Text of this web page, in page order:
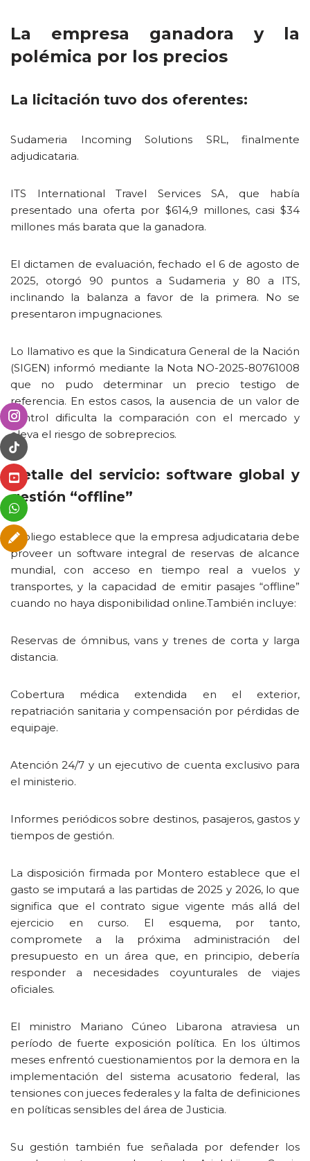
La empresa ganadora y la
polémica por los precios
La licitación tuvo dos oferentes:
Sudameria Incoming Solutions SRL, finalmente
adjudicataria.
ITS International Travel Services SA, que había
presentado una oferta por $614,9 millones, casi $34
millones más barata que la ganadora.
El dictamen de evaluación, fechado el 6 de agosto de
2025, otorgó 90 puntos a Sudameria y 80 a ITS,
inclinando la balanza a favor de la primera. No se
presentaron impugnaciones.
Lo llamativo es que la Sindicatura General de la Nación
(SIGEN) informó mediante la Nota NO-2025-80761008
que no pudo determinar un precio testigo de
referencia. En estos casos, la ausencia de un valor de
control dificulta la comparación con el mercado y
eleva el riesgo de sobreprecios.
Detalle del servicio: software global y
gestión “offline”
El pliego establece que la empresa adjudicataria debe
proveer un software integral de reservas de alcance
mundial, con acceso en tiempo real a vuelos y
transportes, y la capacidad de emitir pasajes “offline”
cuando no haya disponibilidad online.También incluye:
Reservas de ómnibus, vans y trenes de corta y larga
distancia.
Cobertura médica extendida en el exterior,
repatriación sanitaria y compensación por pérdidas de
equipaje.
Atención 24/7 y un ejecutivo de cuenta exclusivo para
el ministerio.
Informes periódicos sobre destinos, pasajeros, gastos y
tiempos de gestión.
La disposición firmada por Montero establece que el
gasto se imputará a las partidas de 2025 y 2026, lo que
significa que el contrato sigue vigente más allá del
ejercicio en curso. El esquema, por tanto,
compromete a la próxima administración del
presupuesto en un área que, en principio, debería
responder a necesidades coyunturales de viajes
oficiales.
El ministro Mariano Cúneo Libarona atraviesa un
período de fuerte exposición política. En los últimos
meses enfrentó cuestionamientos por la demora en la
implementación del sistema acusatorio federal, las
tensiones con jueces federales y la falta de definiciones
en políticas sensibles del área de Justicia.
Su gestión también fue señalada por defender los